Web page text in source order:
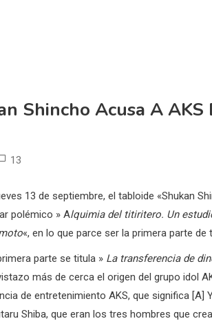
Shincho Acusa A
13
13 de septiembre, el tabloide «Shukan
polémico » Alquimia del titiritero. Un
«, en lo que parce ser la primera parte de
parte se titula » La transferencia de
más de cerca el origen del grupo idol
de entretenimiento AKS, que significa [A]
Shiba, que eran los tres hombres que